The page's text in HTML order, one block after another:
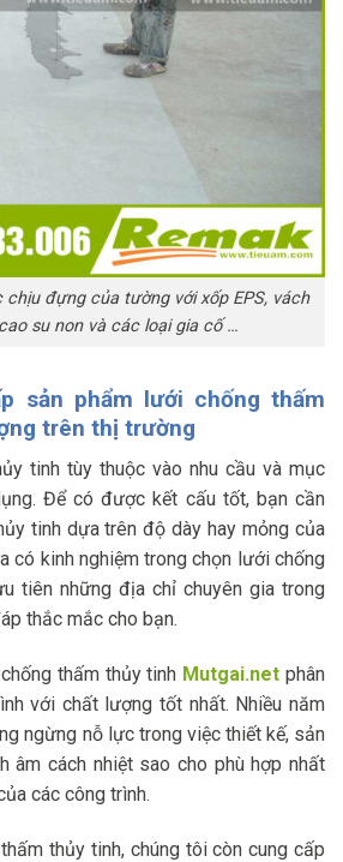
chịu đựng của tường với xốp EPS, vách
su non và các loại gia cố …
sản phẩm lưới chống thấm
trên thị trường
tinh tùy thuộc vào nhu cầu và mục
Để có được kết cấu tốt, bạn cần
tinh dựa trên độ dày hay mỏng của
có kinh nghiệm trong chọn lưới chống
tiên những địa chỉ chuyên gia trong
thắc mắc cho bạn.
thấm thủy tinh Mutgai.net phân
với chất lượng tốt nhất. Nhiều năm
ngừng nỗ lực trong việc thiết kế, sản
âm cách nhiệt sao cho phù hợp nhất
các công trình.
thủy tinh, chúng tôi còn cung cấp